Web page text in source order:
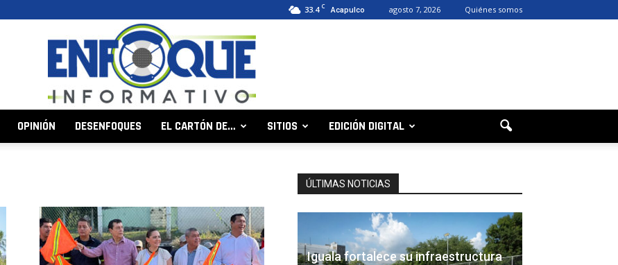
33.4 C Acapulco agosto 7, 2026 Quiénes somos
Informativo
OPINIÓN DESENFOQUES EL CARTÓN DE… SITIOS EDICIÓN DIGITAL
ÚLTIMAS NOTICIAS
Iguala fortalece su infraestructura